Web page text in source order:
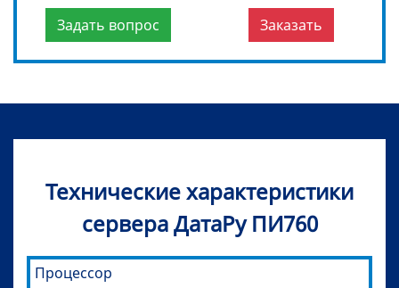
Задать вопрос Заказать
Технические характеристики
сервера ДатаРу ПИ760
Процессор